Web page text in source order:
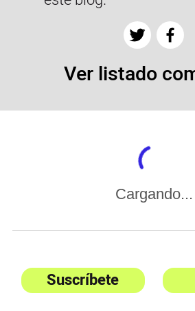
Ver listado
Cargando...
Suscríbete